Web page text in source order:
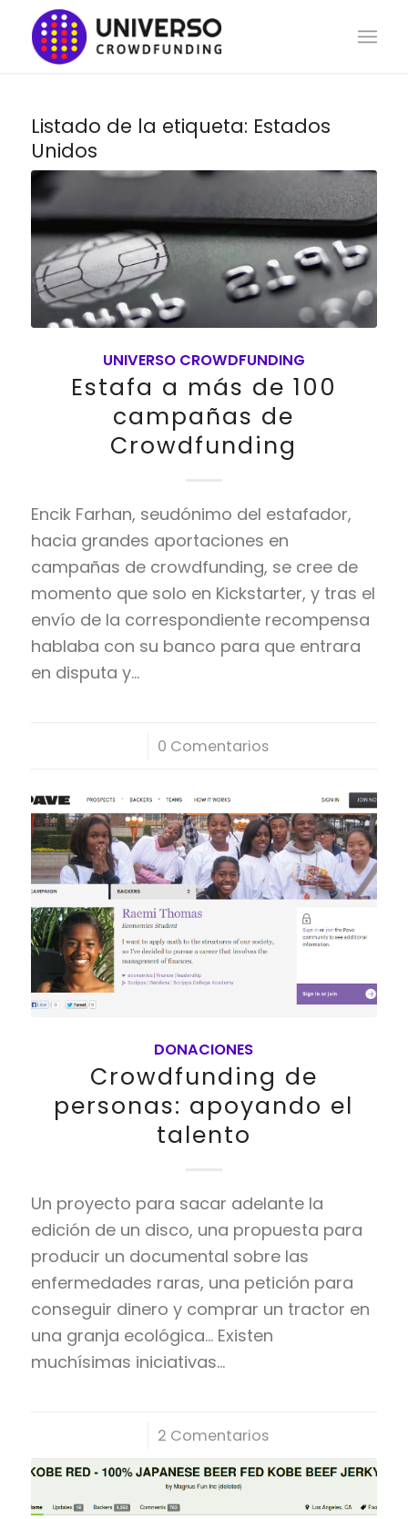
Listado de la etiqueta: Estados
Unidos
UNIVERSO CROWDFUNDING
Estafa a más de 100
campañas de
Crowdfunding
Encik Farhan, seudónimo del estafador,
hacia grandes aportaciones en
campañas de crowdfunding, se cree de
momento que solo en Kickstarter, y tras el
envío de la correspondiente recompensa
hablaba con su banco para que entrara
en disputa y…
0 Comentarios
DONACIONES
Crowdfunding de
personas: apoyando el
talento
Un proyecto para sacar adelante la
edición de un disco, una propuesta para
producir un documental sobre las
enfermedades raras, una petición para
conseguir dinero y comprar un tractor en
una granja ecológica… Existen
muchísimas iniciativas…
2 Comentarios